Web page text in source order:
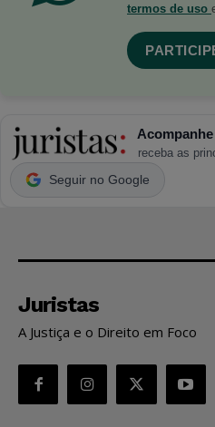
termos de uso
receba as
Seguir no Google
Juristas
A Justiça e o Direito em Foco